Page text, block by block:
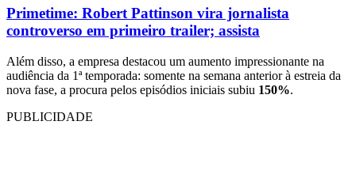
Primetime: Robert Pattinson vira jornalista
controverso em primeiro trailer; assista
Além disso, a empresa destacou um aumento impressionante na
audiência da 1ª temporada: somente na semana anterior à estreia da
nova fase, a procura pelos episódios iniciais subiu 150%.
PUBLICIDADE